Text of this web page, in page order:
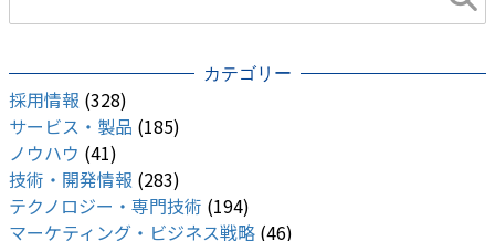
Babelfish AWS web
Apple Silicon
Android Enterprise Essentials
カテゴリー
採用情報 (328)
サービス・製品 (185)
ノウハウ (41)
技術・開発情報 (283)
テクノロジー・専門技術 (194)
マーケティング・ビジネス戦略 (46)